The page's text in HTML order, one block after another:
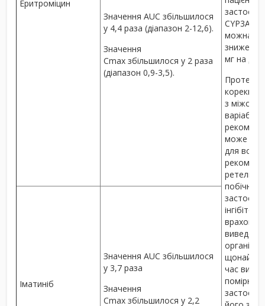
Еритроміцин
Значення AUC збільшилося
у 4,4 раза (діапазон 2-12,6).
Значення
Cmax збільшилося у 2 раза
(діапазон 0,9-3,5).
CYP3A4
можна
мг на
Проте
корекції
з
може не
для всіх
побічних
час
помірних
Іматиніб
Значення AUC збільшилося
у 3,7 раза
Значення
Cmax збільшилося у 2,2